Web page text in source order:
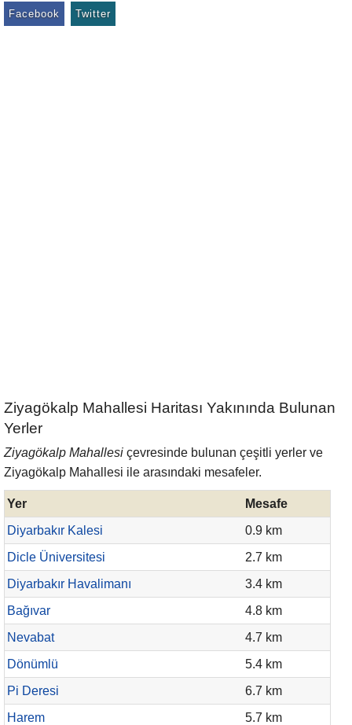
Facebook Twitter
Ziyagökalp Mahallesi Haritası Yakınında Bulunan
Yerler
Ziyagökalp Mahallesi çevresinde bulunan çeşitli yerler ve
Ziyagökalp Mahallesi ile arasındaki mesafeler.
Yer
Mesafe
Diyarbakır Kalesi
0.9 km
Dicle Üniversitesi
2.7 km
Diyarbakır Havalimanı
3.4 km
Bağıvar
4.8 km
Nevabat
4.7 km
Dönümlü
5.4 km
Pi Deresi
6.7 km
Harem
5.7 km